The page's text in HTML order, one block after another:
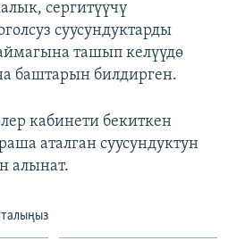
сергитүүчү
суусундуктарды
ташып келүүдө
баштарын билдирген.
кабинети бекиткен
аталган суусундуктун
алынат.